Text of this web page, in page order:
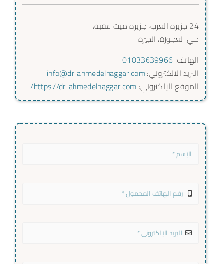
24 جزيرة العرب، جزيرة ميت عقبة،
حي العجوزة، الجيزة
الهاتف: 01033639966
البريد الالكتروني:info@dr-ahmedelnaggar.com
الموقع الإلكتروني: https://dr-ahmedelnaggar.com/